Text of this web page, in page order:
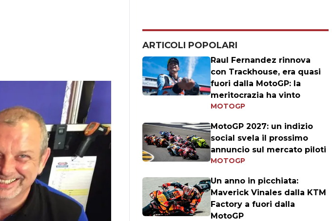
ARTICOLI POPOLARI
Raul Fernandez rinnova
con Trackhouse, era quasi
fuori dalla MotoGP: la
meritocrazia ha vinto
MOTOGP
MotoGP 2027: un indizio
social svela il prossimo
annuncio sul mercato piloti
MOTOGP
Un anno in picchiata:
Maverick Vinales dalla KTM
Factory a fuori dalla
MotoGP